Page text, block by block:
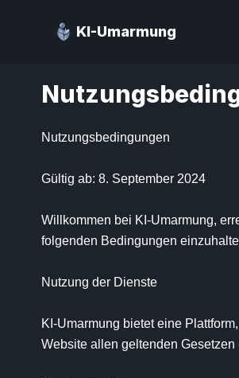
KI-Umarmung
Nutzungsbedingungen
Gültig ab: 8. September 2024
Willkommen bei KI-Umarmung,
folgenden Bedingungen
Nutzung der Dienste
KI-Umarmung bietet eine
Website allen geltenden Gesetzen